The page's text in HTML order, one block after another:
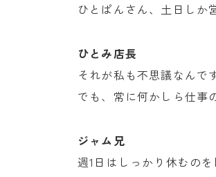
ひとぱんさん、土日しか
ひとみ店長
それが私も不思議なんで
でも、常に何かしら仕事
ジャム兄
週1日はしっかり休むのを